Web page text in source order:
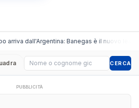
dall'Argentina: Banegas è il nuovo leader
Cerca giocatore CERCA
PUBBLICITÀ